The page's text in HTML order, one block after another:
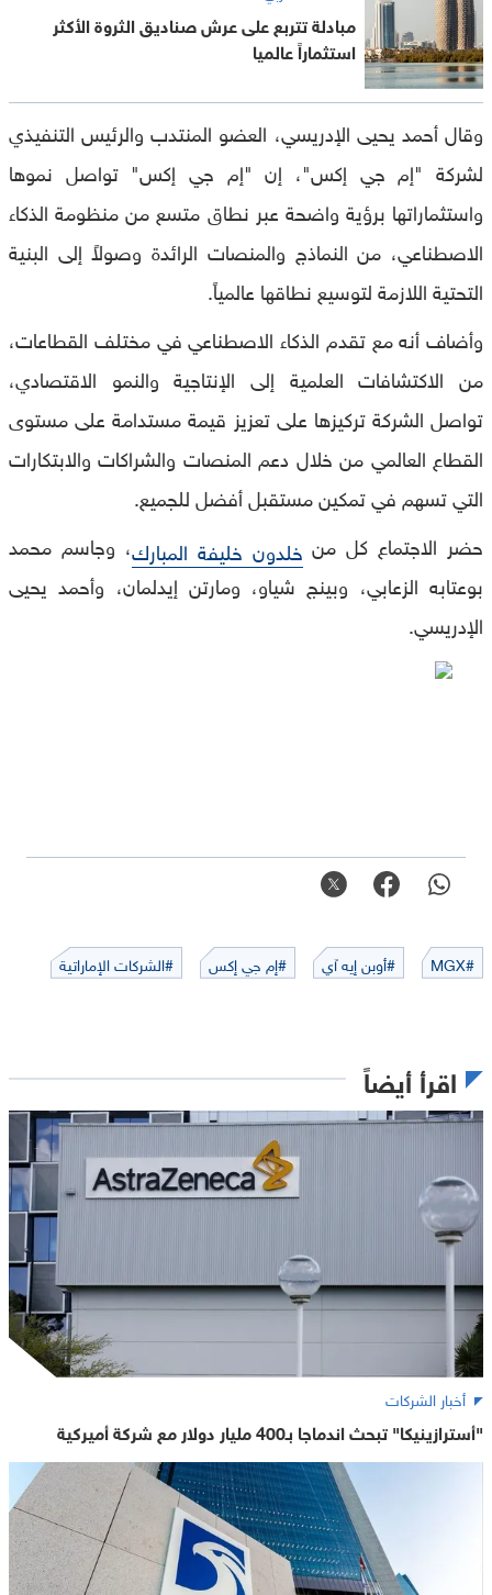
مبادلة تتربع على عرش صناديق الثروة الأكثر
استثماراً عالميا
وقال أحمد يحيى الإدريسي، العضو المنتدب والرئيس التنفيذي
لشركة "إم جي إكس"، إن "إم جي إكس" تواصل نموها
واستثماراتها برؤية واضحة عبر نطاق متسع من منظومة الذكاء
الاصطناعي، من النماذج والمنصات الرائدة وصولاً إلى البنية
التحتية اللازمة لتوسيع نطاقها عالمياً.
وأضاف أنه مع تقدم الذكاء الاصطناعي في مختلف القطاعات،
من الاكتشافات العلمية إلى الإنتاجية والنمو الاقتصادي،
تواصل الشركة تركيزها على تعزيز قيمة مستدامة على مستوى
القطاع العالمي من خلال دعم المنصات والشراكات والابتكارات
التي تسهم في تمكين مستقبل أفضل للجميع.
حضر الاجتماع كل من خلدون خليفة المبارك، وجاسم محمد
بوعتابه الزعابي، وبينج شياو، ومارتن إيدلمان، وأحمد يحيى
الإدريسي.
#MGX #أوبن إيه آي #إم جي إكس #الشركات الإماراتية
اقرأ أيضاً
أخبار الشركات
"أسترازينيكا" تبحث اندماجا بـ400 مليار دولار مع شركة أميركية